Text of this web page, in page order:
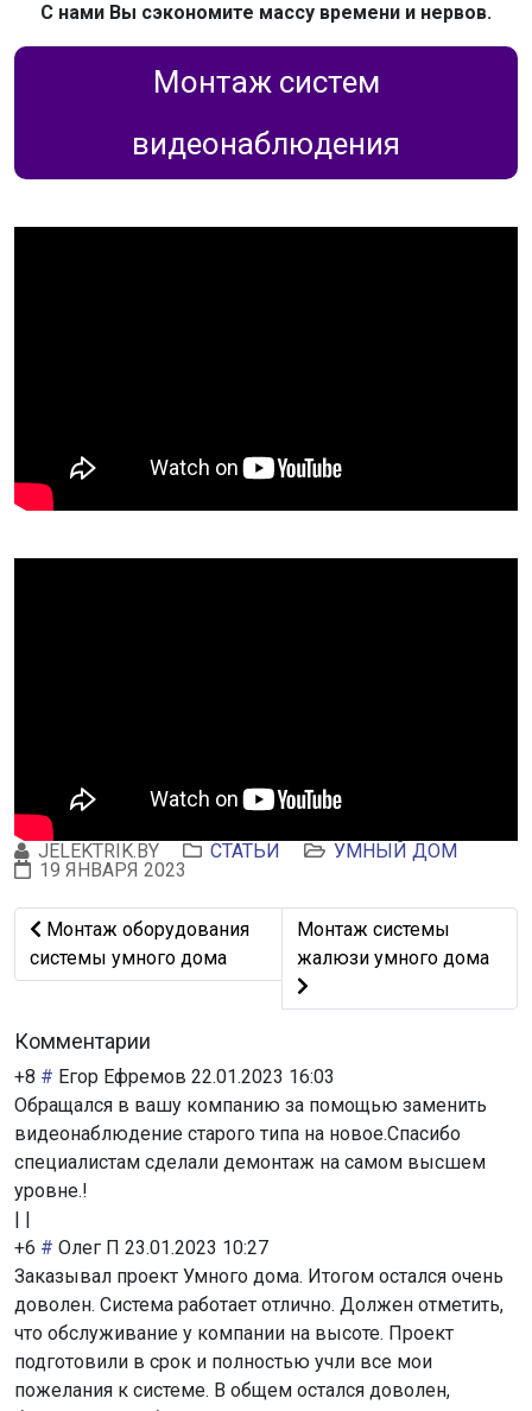
С нами Вы сэкономите массу времени и нервов.
Монтаж систем
видеонаблюдения
JELEKTRIK.BY СТАТЬИ
УМНЫЙ ДОМ
19 ЯНВАРЯ 2023
Предыдущий: Монтаж оборудования системы умного
Монтаж оборудования
системы умного дома
Следующий: Монтаж
Монтаж системы
жалюзи умного дома
Комментарии
+8 # Егор Ефремов 22.01.2023 16:03
Обращался в вашу компанию за помощью заменить
видеонаблюдение старого типа на новое.Спасибо
специалистам сделали демонтаж на самом высшем
уровне.!
+6 # Олег П 23.01.2023 10:27
Заказывал проект Умного дома. Итогом остался очень
доволен. Система работает отлично. Должен отметить,
что обслуживание у компании на высоте. Проект
подготовили в срок и полностью учли все мои
пожелания к системе. В общем остался доволен,